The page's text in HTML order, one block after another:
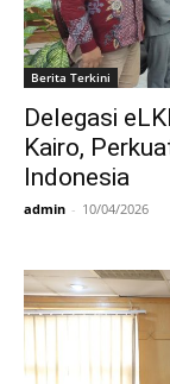
Berita Terkini
Delegasi
Kairo,
Indonesia
admin - 10/04/2026